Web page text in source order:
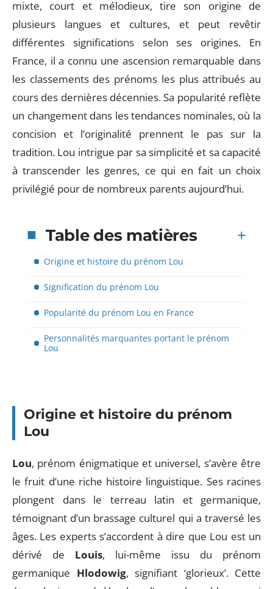
mixte, court et mélodieux, tire son origine de
plusieurs langues et cultures, et peut revêtir
différentes significations selon ses origines. En
France, il a connu une ascension remarquable dans
les classements des prénoms les plus attribués au
cours des dernières décennies. Sa popularité reflète
un changement dans les tendances nominales, où la
concision et l’originalité prennent le pas sur la
tradition. Lou intrigue par sa simplicité et sa capacité
à transcender les genres, ce qui en fait un choix
privilégié pour de nombreux parents aujourd’hui.
Table des matières
Origine et histoire du prénom Lou
Signification du prénom Lou
Popularité du prénom Lou en France
Personnalités marquantes portant le prénom
Lou
Origine et histoire du prénom
Lou
Lou, prénom énigmatique et universel, s’avère être
le fruit d’une riche histoire linguistique. Ses racines
plongent dans le terreau latin et germanique,
témoignant d’un brassage culturel qui a traversé les
âges. Les experts s’accordent à dire que Lou est un
dérivé de Louis, lui-même issu du prénom
germanique Hlodowig, signifiant ‘glorieux’. Cette